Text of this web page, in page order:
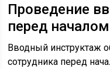
Проведение
перед
Вводный инструктаж
сотрудника перед